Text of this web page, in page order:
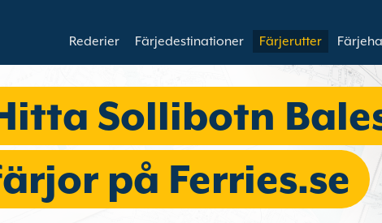
Rederier Färjedestinationer Färjerutter
Sollibotn
på Ferries.se